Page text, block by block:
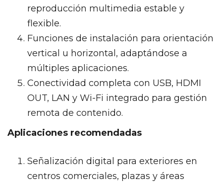
reproducción multimedia estable y
flexible.
Funciones de instalación para orientación
vertical u horizontal, adaptándose a
múltiples aplicaciones.
Conectividad completa con USB, HDMI
OUT, LAN y Wi-Fi integrado para gestión
remota de contenido.
Aplicaciones recomendadas
Señalización digital para exteriores en
centros comerciales, plazas y áreas